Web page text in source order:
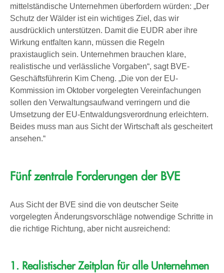
mittelständische Unternehmen überfordern würden: „Der
Schutz der Wälder ist ein wichtiges Ziel, das wir
ausdrücklich unterstützen. Damit die EUDR aber ihre
Wirkung entfalten kann, müssen die Regeln
praxistauglich sein. Unternehmen brauchen klare,
realistische und verlässliche Vorgaben“, sagt BVE-
Geschäftsführerin Kim Cheng. „Die von der EU-
Kommission im Oktober vorgelegten Vereinfachungen
sollen den Verwaltungsaufwand verringern und die
Umsetzung der EU-Entwaldungsverordnung erleichtern.
Beides muss man aus Sicht der Wirtschaft als gescheitert
ansehen.“
Fünf zentrale Forderungen der BVE
Aus Sicht der BVE sind die von deutscher Seite
vorgelegten Änderungsvorschläge notwendige Schritte in
die richtige Richtung, aber nicht ausreichend:
1. Realistischer Zeitplan für alle Unternehmen